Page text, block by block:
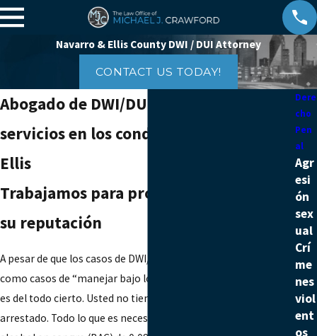
Navarro & Ellis County DWI / DUI Attorney
CONTACT US TODAY!
Abogado de DWI/DUI ofreciendo
servicios en los condados de Navarro y
Ellis
Trabajamos para proteger su licencia y
su reputación
A pesar de que los casos de DWI/DUI a menudo se conocen
como casos de “manejar bajo los efectos del alcohol”, esto no
es del todo cierto. Usted no tiene que estar intoxicado para ser
arrestado. Todo lo que es necesario es tener un nivel de
Dere
cho
Pen
al
Agr
esi
ón
sex
ual
Crí
me
nes
viol
ent
os